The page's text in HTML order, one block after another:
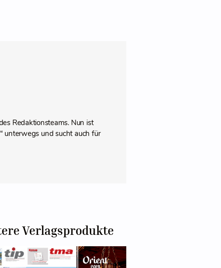
Redaktionsteams. Nun ist
unterwegs und sucht auch für
Verlagsprodukte